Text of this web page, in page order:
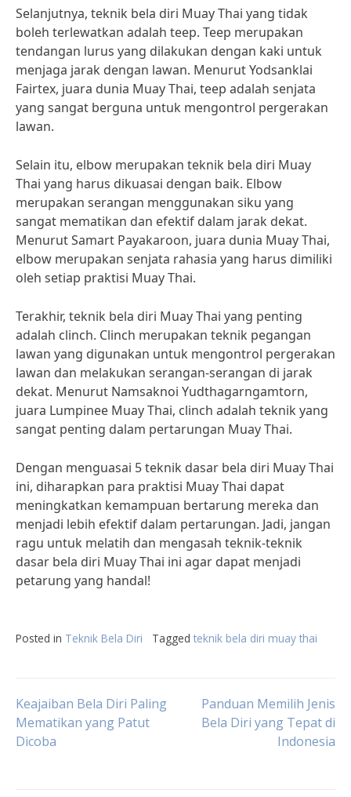
Selanjutnya, teknik bela diri Muay Thai yang tidak
boleh terlewatkan adalah teep. Teep merupakan
tendangan lurus yang dilakukan dengan kaki untuk
menjaga jarak dengan lawan. Menurut Yodsanklai
Fairtex, juara dunia Muay Thai, teep adalah senjata
yang sangat berguna untuk mengontrol pergerakan
lawan.
Selain itu, elbow merupakan teknik bela diri Muay
Thai yang harus dikuasai dengan baik. Elbow
merupakan serangan menggunakan siku yang
sangat mematikan dan efektif dalam jarak dekat.
Menurut Samart Payakaroon, juara dunia Muay Thai,
elbow merupakan senjata rahasia yang harus dimiliki
oleh setiap praktisi Muay Thai.
Terakhir, teknik bela diri Muay Thai yang penting
adalah clinch. Clinch merupakan teknik pegangan
lawan yang digunakan untuk mengontrol pergerakan
lawan dan melakukan serangan-serangan di jarak
dekat. Menurut Namsaknoi Yudthagarngamtorn,
juara Lumpinee Muay Thai, clinch adalah teknik yang
sangat penting dalam pertarungan Muay Thai.
Dengan menguasai 5 teknik dasar bela diri Muay Thai
ini, diharapkan para praktisi Muay Thai dapat
meningkatkan kemampuan bertarung mereka dan
menjadi lebih efektif dalam pertarungan. Jadi, jangan
ragu untuk melatih dan mengasah teknik-teknik
dasar bela diri Muay Thai ini agar dapat menjadi
petarung yang handal!
Posted in Teknik Bela Diri Tagged teknik bela diri muay thai
Post
navigation
Keajaiban Bela Diri Paling
Mematikan yang Patut
Dicoba
Panduan Memilih Jenis
Bela Diri yang Tepat di
Indonesia